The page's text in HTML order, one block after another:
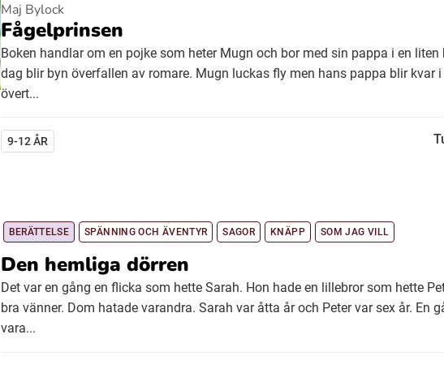
Maj Bylock
Fågelprinsen
Boken handlar om en pojke som heter Mugn och bor med sin pappa i en liten
dag blir byn överfallen av romare. Mugn luckas fly men hans pappa blir kvar
övert...
9-12 ÅR
BERÄTTELSE SPÄNNING OCH ÄVENTYR SAGOR KNÄPP SOM JAG VILL
Den hemliga dörren
Det var en gång en flicka som hette Sarah. Hon hade en lillebror som hette
bra vänner. Dom hatade varandra. Sarah var åtta år och Peter var sex år. En
vara...